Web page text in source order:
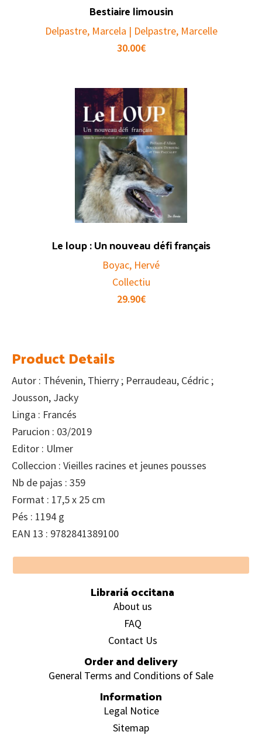
Bestiaire limousin
Delpastre, Marcela | Delpastre, Marcelle
30.00€
Le loup : Un nouveau défi français
Boyac, Hervé
Collectiu
29.90€
Product Details
Autor : Thévenin, Thierry ; Perraudeau, Cédric ;
Jousson, Jacky
Linga : Francés
Parucion : 03/2019
Editor : Ulmer
Colleccion : Vieilles racines et jeunes pousses
Nb de pajas : 359
Format : 17,5 x 25 cm
Pés : 1194 g
EAN 13 : 9782841389100
Footer
Librariá occitana
About us
FAQ
Contact Us
Order and delivery
General Terms and Conditions of Sale
Information
Legal Notice
Sitemap